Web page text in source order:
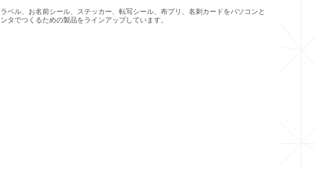
ベル、お名前シール、ステッカー、転写シール、布プリ、名刺カードをパソコンと
タでつくるための製品をラインアップしています。